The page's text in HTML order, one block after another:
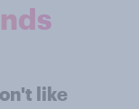
like